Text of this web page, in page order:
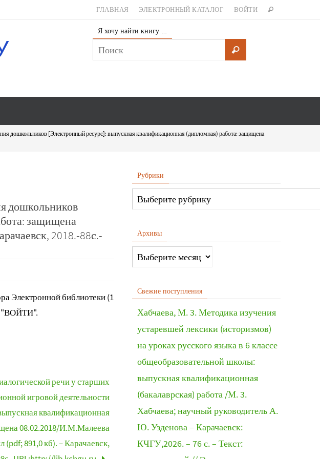
ГЛАВНАЯ ЭЛЕКТРОННЫЙ КАТАЛОГ ВОЙТИ
Я хочу найти книгу …
дошкольников [Электронный ресурс]: выпускная квалификационная (дипломная) работа: защищена
дошкольников
защищена
2018.-88с.-
Электронной библиотеки (1
"ВОЙТИ".
речи у старших
игровой деятельности
квалификационная
08.02.2018/И.М.Малеева
891,0 кб). – Карачаевск,
Рубрики
Архивы
Свежие поступления
Хабчаева, М. 3. Методика изучения
устаревшей лексики (историзмов)
на уроках русского языка в 6 классе
общеобразовательной школы:
выпускная квалификационная
(бакалаврская) работа /М. 3.
Хабчаева; научный руководитель А.
Ю. Узденова – Карачаевск:
КЧГУ,2026. – 76 с. – Текст: